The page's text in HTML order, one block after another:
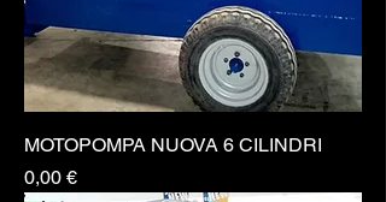
MOTOPOMPA NUOVA 6 CILINDRI
Prezzo
0,00 €